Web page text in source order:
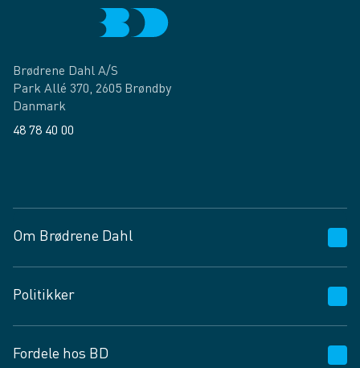
Brødrene Dahl A/S
Park Allé 370, 2605 Brøndby
Danmark
48 78 40 00
Om Brødrene Dahl
Vagttelefon 30 10 89 89
Spørgsmål og svar
Job og karriere
Politikker
Privatlivspolitik
Fordele hos BD